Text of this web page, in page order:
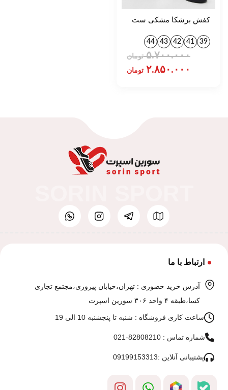
کفش برشکا مشکی ست
39
41
42
43
44
۵.۷۰۰.۰۰۰ تومان
۲.۸۵۰.۰۰۰ تومان
ارتباط با ما
آدرس خرید حضوری : تهران،خیابان پیروزی،مجتمع تجاری
کسا،طبقه ۴ واحد ۳۰۶ سورین اسپرت
ساعت کاری فروشگاه : شنبه تا پنجشنبه 10 الی 19
شماره تماس : 82808210-021
پشتیبانی آنلاین :09199153313